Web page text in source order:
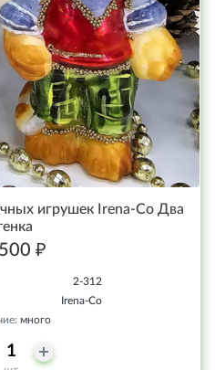
игрушек Irena-Co Два
₽
2-312
Irena-Co
много